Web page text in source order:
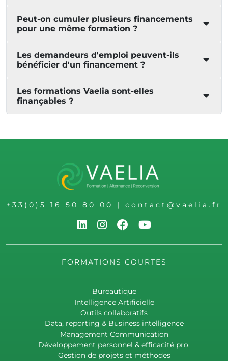
Peut-on cumuler plusieurs financements
pour une même formation ?
Les demandeurs d'emploi peuvent-ils
bénéficier d'un financement ?
Les formations Vaelia sont-elles
finançables ?
+33(0)5 16 50 80 00 | contact@vaelia.fr
FORMATIONS COURTES
Bureautique
Intelligence Artificielle
Outils collaboratifs
Data, reporting & Business intelligence
Management Communication
Développement personnel & efficacité pro.
Gestion de projets et méthodes